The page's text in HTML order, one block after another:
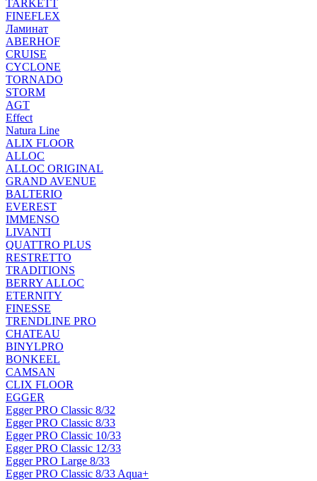
TARKETT
FINEFLEX
Ламинат
ABERHOF
CRUISE
CYCLONE
TORNADO
STORM
AGT
Effect
Natura Line
ALIX FLOOR
ALLOC
ALLOC ORIGINAL
GRAND AVENUE
BALTERIO
EVEREST
IMMENSO
LIVANTI
QUATTRO PLUS
RESTRETTO
TRADITIONS
BERRY ALLOC
ETERNITY
FINESSE
TRENDLINE PRO
CHATEAU
BINYLPRO
BONKEEL
CAMSAN
CLIX FLOOR
EGGER
Egger PRO Classic 8/32
Egger PRO Classic 8/33
Egger PRO Classic 10/33
Egger PRO Classic 12/33
Egger PRO Large 8/33
Egger PRO Classic 8/33 Aqua+